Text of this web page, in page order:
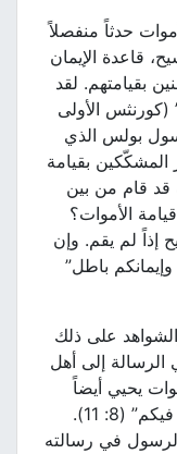
حدثاً منفصلاً
قاعدة الإيمان
لقد
الأولى
بولس الذي
بقيامة
قام من بين
الأموات؟
لم يقم. وإن
باطل”
على ذلك
إلى أهل
يحيي أيضاً
أجسادكم المائتة من أجل روحه الحالّ فيكم” (8: 11).
في رسالته